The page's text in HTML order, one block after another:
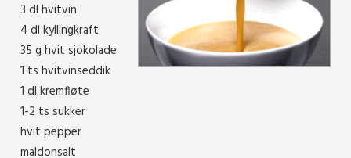
Search
3 dl hvitvin
4 dl kyllingkraft
35 g hvit sjokolade
1 ts hvitvinseddik
1 dl kremfløte
1-2 ts sukker
hvit pepper
maldonsalt